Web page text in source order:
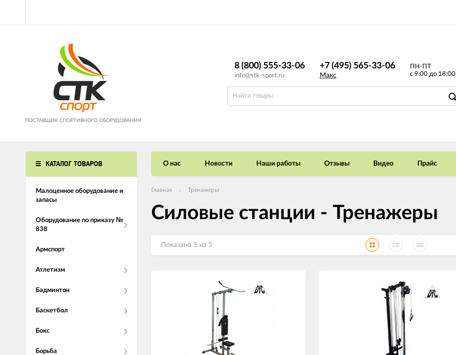
ПОСТАВЩИК СПОРТИВНОГО ОБОРУДОВАНИЯ
8 (800) 555-33-06
info@stk-sport.ru
+7 (495) 565-33-06
Макс
ПН-ПТ
с 9:00 до 18:00
КАТАЛОГ ТОВАРОВ
Малоценное оборудование и
запасы
Оборудование по приказу №
838
Армспорт
Атлетизм
Бадминтон
Баскетбол
Бокс
Борьба
О нас Новости Наши работы Отзывы Видео Прайс
Главная Тренажеры
Силовые станции - Тренажеры
Показано 5 из 5